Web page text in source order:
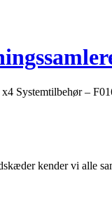
Systemtilbehør –
kender vi alle